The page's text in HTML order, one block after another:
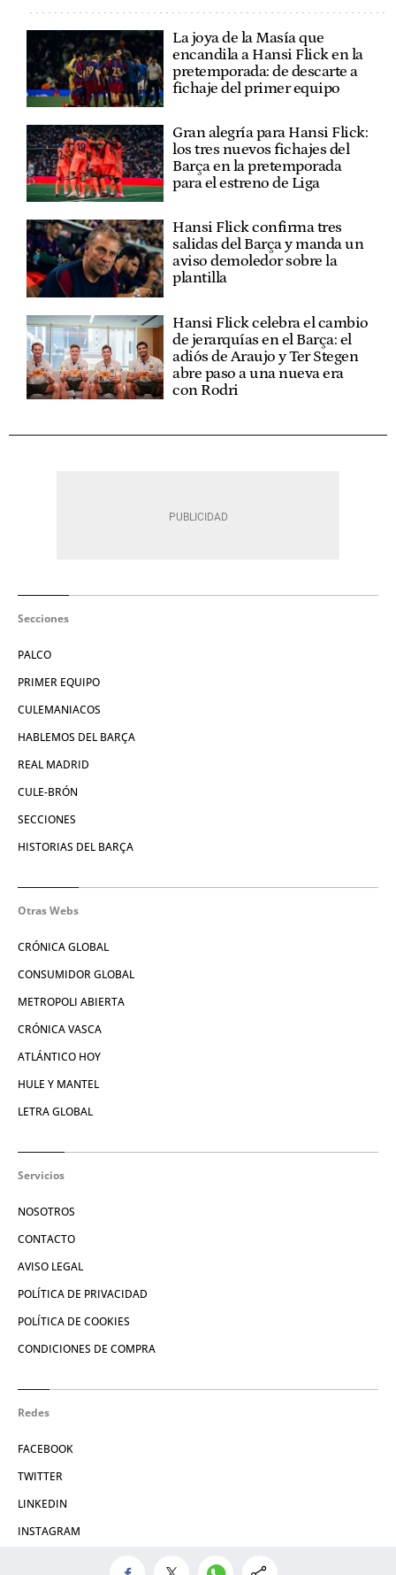
La joya de la Masía que
encandila a Hansi Flick en la
pretemporada: de descarte a
fichaje del primer equipo
Gran alegría para Hansi Flick:
los tres nuevos fichajes del
Barça en la pretemporada
para el estreno de Liga
Hansi Flick confirma tres
salidas del Barça y manda un
aviso demoledor sobre la
plantilla
Hansi Flick celebra el cambio
de jerarquías en el Barça: el
adiós de Araujo y Ter Stegen
abre paso a una nueva era
con Rodri
Secciones
PALCO
PRIMER EQUIPO
CULEMANIACOS
HABLEMOS DEL BARÇA
REAL MADRID
CULE-BRÓN
SECCIONES
HISTORIAS DEL BARÇA
Otras Webs
CRÓNICA GLOBAL
CONSUMIDOR GLOBAL
METROPOLI ABIERTA
CRÓNICA VASCA
ATLÁNTICO HOY
HULE Y MANTEL
LETRA GLOBAL
Servicios
NOSOTROS
CONTACTO
AVISO LEGAL
POLÍTICA DE PRIVACIDAD
POLÍTICA DE COOKIES
CONDICIONES DE COMPRA
Redes
FACEBOOK
TWITTER
LINKEDIN
INSTAGRAM